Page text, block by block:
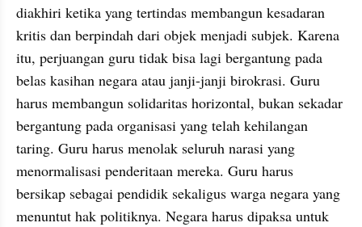
diakhiri ketika yang tertindas membangun kesadaran
kritis dan berpindah dari objek menjadi subjek. Karena
itu, perjuangan guru tidak bisa lagi bergantung pada
belas kasihan negara atau janji-janji birokrasi. Guru
harus membangun solidaritas horizontal, bukan sekadar
bergantung pada organisasi yang telah kehilangan
taring. Guru harus menolak seluruh narasi yang
menormalisasi penderitaan mereka. Guru harus
bersikap sebagai pendidik sekaligus warga negara yang
menuntut hak politiknya. Negara harus dipaksa untuk